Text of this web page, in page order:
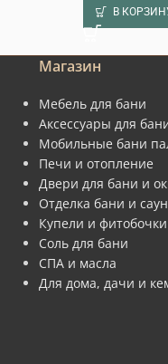
В
Магазин
Мебель для бани
Аксессуары для
Мобильные бани
Печи и отопление
Двери для бани и
Отделка бани и
Купели и фитобочки
Соль для бани
СПА и масла
Для дома, дачи и